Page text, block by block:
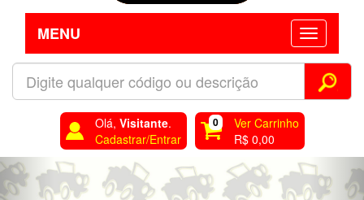
MENU
Olá, Visitante.
Cadastrar/Entrar
0
Ver Carrinho
R$ 0,00
Previous